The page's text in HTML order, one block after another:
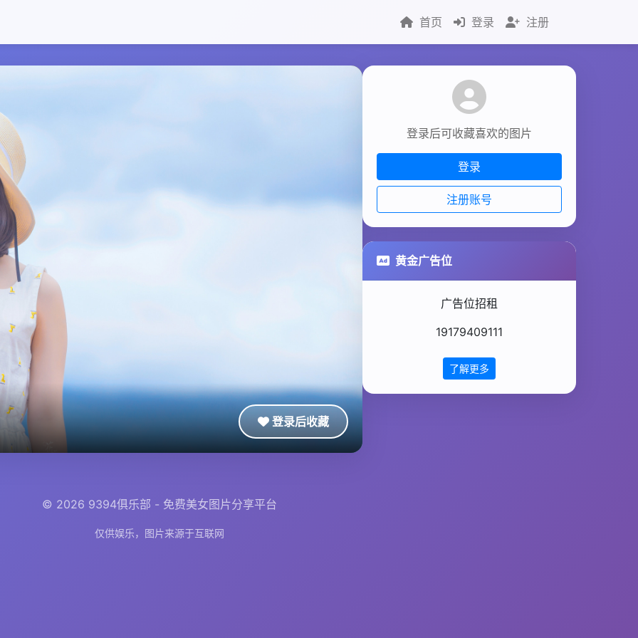
首页 登录 注册
登录后收藏
登录后可收藏喜欢的图片
登录
注册账号
黄金广告位
广告位招租
19179409111
了解更多
© 2026 9394俱乐部 - 免费美女图片分享平台
仅供娱乐，图片来源于互联网